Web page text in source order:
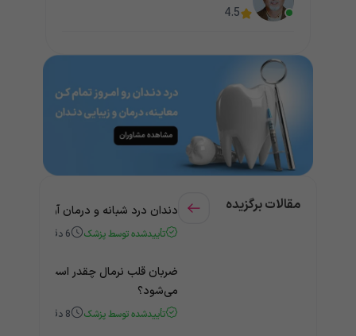
4.5
مقالات برگزیده دندان درد شبانه و درمان آن +
تأییدشده توسط پزشک 6 دقیقه
ضربان قلب نرمال چقدر است؟ چه
می‌شود؟
تأییدشده توسط پزشک 8 دقیقه